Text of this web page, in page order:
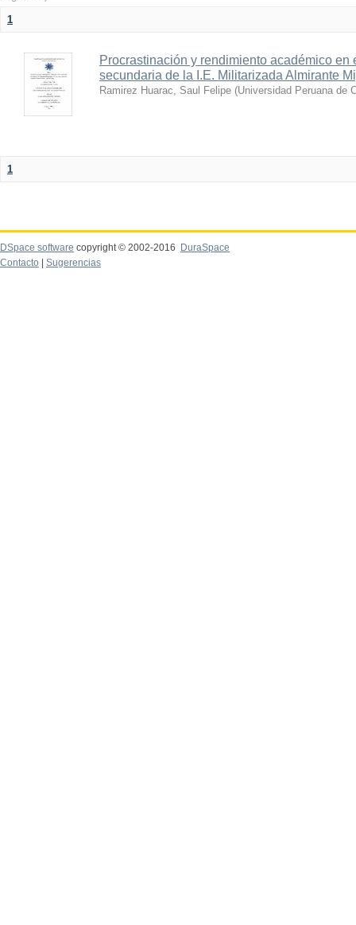
1
Procrastinación y rendimiento académico
secundaria de la I.E. Militarizada Almirante
Ramirez Huarac, Saul Felipe (Universidad Peruana de
1
DSpace software copyright © 2002-2016
DuraSpace
Contacto
Sugerencias